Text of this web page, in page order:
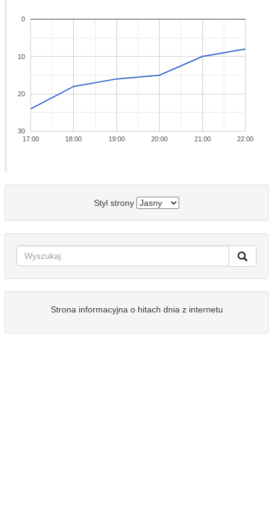
17:00 18:00 19:00 20:00 21:00 22:00
0
10
20
30
Styl strony
Strona informacyjna o hitach dnia z internetu